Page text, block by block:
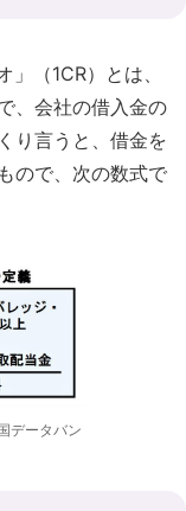
（1CR）とは、
、会社の借入金の
り言うと、借金を
ので、次の数式で
データバン